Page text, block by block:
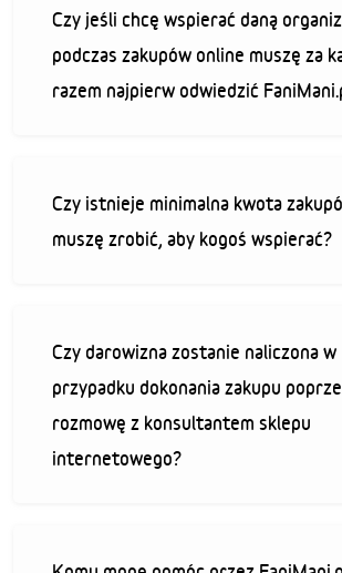
Czy jeśli chcę wspierać daną
podczas zakupów online muszę za
razem najpierw odwiedzić
Czy istnieje minimalna kwota
muszę zrobić, aby kogoś wspierać?
Czy darowizna zostanie naliczona w
przypadku dokonania zakupu
rozmowę z konsultantem sklepu
internetowego?